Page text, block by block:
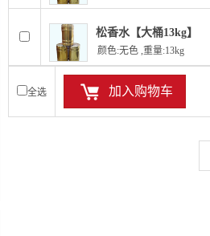
松香水【大桶13kg】
颜色:无色 ,重量:13kg
全选 加入购物车